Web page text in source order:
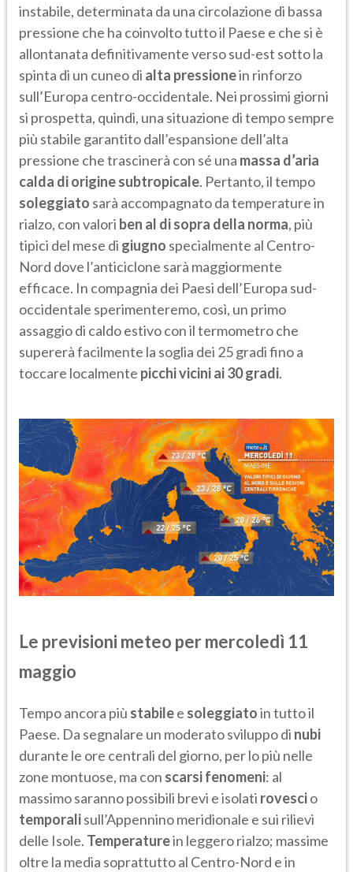
instabile, determinata da una circolazione di bassa
pressione che ha coinvolto tutto il Paese e che si è
allontanata definitivamente verso sud-est sotto la
spinta di un cuneo di alta pressionein rinforzo
sull’Europa centro-occidentale. Nei prossimi giorni
si prospetta, quindi, una situazione di tempo sempre
più stabile garantito dall’espansione dell’alta
pressione che trascinerà con sé una massa d’aria
calda di origine subtropicale. Pertanto, il tempo
soleggiato sarà accompagnato da temperature in
rialzo, con valori ben al di sopra della norma, più
tipici del mese di giugno specialmente al Centro-
Nord dove l’anticiclone sarà maggiormente
efficace. In compagnia dei Paesi dell’Europa sud-
occidentale sperimenteremo, così, un primo
assaggio di caldo estivo con il termometro che
supererà facilmente la soglia dei 25 gradi fino a
toccare localmente picchi vicini ai 30 gradi.
Le previsioni meteo per mercoledì 11
maggio
Tempo ancora più stabilee soleggiatoin tutto il
Paese. Da segnalare un moderato sviluppo di nubi
durante le ore centrali del giorno, per lo più nelle
zone montuose, ma con scarsi fenomeni: al
massimo saranno possibili brevi e isolati rovescio
temporalisull’Appennino meridionale e sui rilievi
delle Isole. Temperaturein leggero rialzo; massime
oltre la media soprattutto al Centro-Nord e in